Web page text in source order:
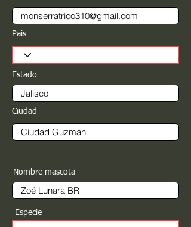
Pais
Estado
Ciudad
Nombre mascota
Especie